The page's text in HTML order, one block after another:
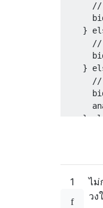
//
}
//
}
//
}
1
ไม่
วง